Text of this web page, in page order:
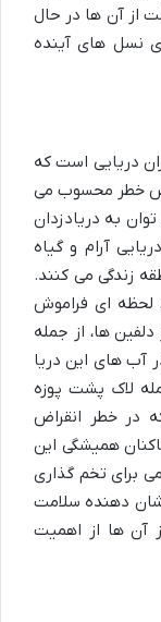
از آن ها در حال
نسل های آینده
دریایی است که
خطر محسوب می
به دریادزدان
آرام و گیاه
زندگی می کنند.
لحظه ای فراموش
ها، از جمله
آب های این دریا
لاک پشت پوزه
در خطر انقراض
همیشگی این
برای تخم گذاری
دهنده سلامت
آن ها از اهمیت